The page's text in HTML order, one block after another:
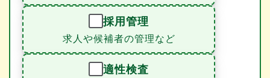
採用管理
求人や候補者の管理など
適性検査